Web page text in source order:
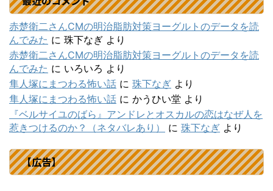
赤楚衛二さんCMの明治脂肪対策ヨーグルトのデータを読
んでみた に 珠下なぎ より
赤楚衛二さんCMの明治脂肪対策ヨーグルトのデータを読
んでみた に いろいろ より
隼人塚にまつわる怖い話 に 珠下なぎ より
隼人塚にまつわる怖い話 に かうひい堂 より
『ベルサイユのばら』アンドレとオスカルの恋はなぜ人を
惹きつけるのか？（ネタバレあり）
に 珠下なぎ より
【広告】